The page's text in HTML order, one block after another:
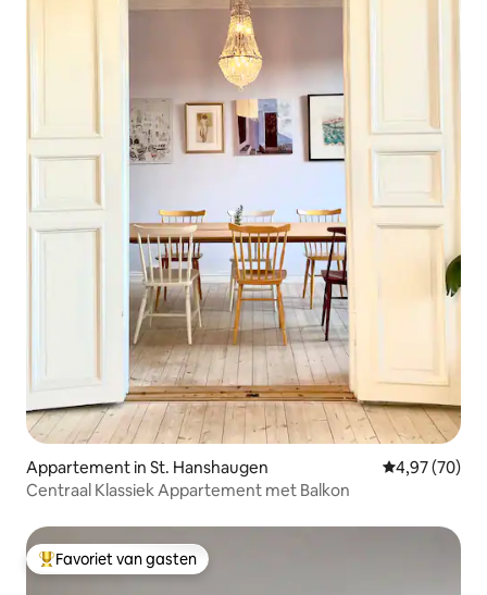
Appartement in St. Hanshaugen Gemiddelde
4,97 (70)
Centraal Klassiek Appartement met Balkon
Topfavoriet van gasten
Favoriet van gasten